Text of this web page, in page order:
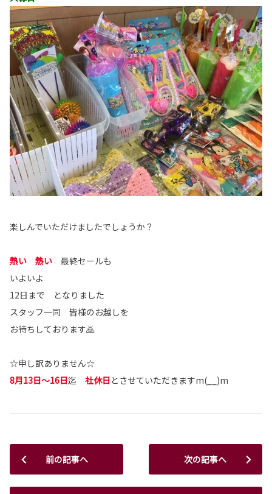
楽しんでいただけましたでしょうか？
熱い 熱い 最終セールも
いよいよ
12日まで となりました
スタッフ一同 皆様のお越しを
お待ちしております🙇
☆申し訳ありません☆
8月13日～16日迄 社休日とさせていただきますm(__)m
前の記事へ 次の記事へ